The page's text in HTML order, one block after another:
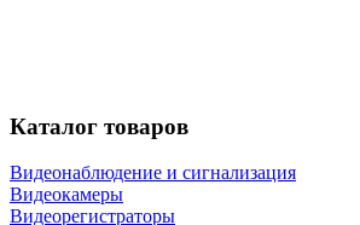
Каталог товаров
Видеонаблюдение и сигнализация
Видеокамеры
Видеорегистраторы